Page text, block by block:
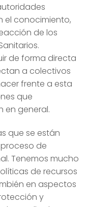
el conocimiento,
de los
de forma directa
a colectivos
frente a esta
que
en general.
que se están
de
Tenemos mucho
de recursos
en aspectos
y